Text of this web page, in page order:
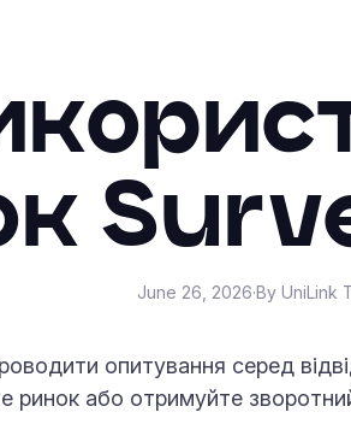
June 26, 2026·By UniLink
опитування серед
ринок або отримуйте